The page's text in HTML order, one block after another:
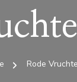
Rode